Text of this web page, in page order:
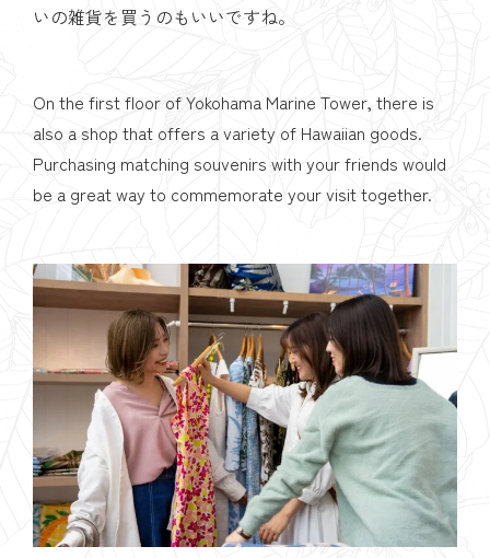
いの雑貨を買うのもいいですね。
On the first floor of Yokohama Marine Tower, there is
also a shop that offers a variety of Hawaiian goods.
Purchasing matching souvenirs with your friends would
be a great way to commemorate your visit together.